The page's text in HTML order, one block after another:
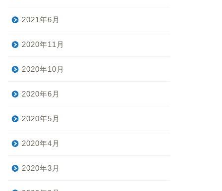
2021年6月
2020年11月
2020年10月
2020年6月
2020年5月
2020年4月
2020年3月